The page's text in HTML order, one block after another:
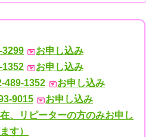
3299
お申し込み
1352
お申し込み
489-1352
お申し込み
9015
お申し込み
、リピーターの方のみお申し
す）